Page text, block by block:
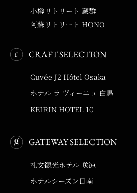
小樽リトリート 蔵群
阿蘇リトリート HONO
CRAFT SELECTION
Cuvée J2 Hôtel Osaka
ホテル ラ ヴィーニュ 白馬
KEIRIN HOTEL 10
GATEWAY SELECTION
礼文観光ホテル 咲涼
ホテルシーズン日南